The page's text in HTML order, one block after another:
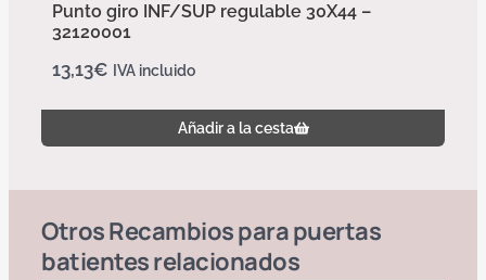
Punto giro INF/SUP regulable 30X44 –
32120001
13,13€ IVA incluido
Añadir a la cesta
OtrosRecambios para puertas
batientesrelacionados